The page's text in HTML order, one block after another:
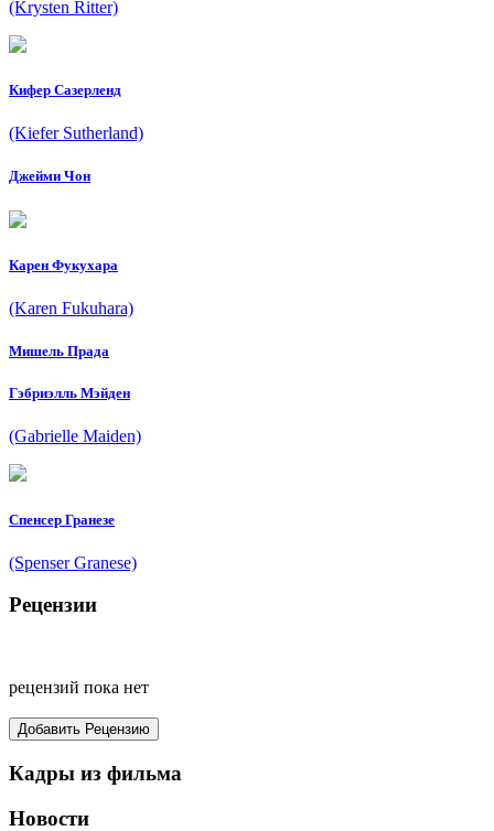
(Krysten Ritter)
Кифер Сазерленд
(Kiefer Sutherland)
Джейми Чон
Карен Фукухара
(Karen Fukuhara)
Мишель Прада
Гэбриэлль Мэйден
(Gabrielle Maiden)
Спенсер Гранезе
(Spenser Granese)
Рецензии
рецензий пока нет
Добавить Рецензию
Кадры из фильма
Новости